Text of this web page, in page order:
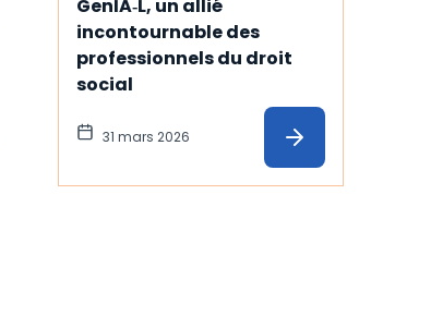
GenIA‑L, un allié
incontournable des
professionnels du droit
social
31 mars 2026